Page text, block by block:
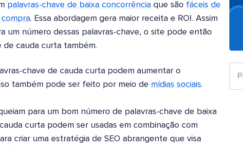
palavras-chave de baixa concorrência que são fáceis de
. Essa abordagem gera maior receita e ROI. Assim
um número dessas palavras-chave, o site pode então
de cauda curta também.
chave de cauda curta podem aumentar o
também pode ser feito por meio de mídias sociais.
para um bom número de palavras-chave de baixa
curta podem ser usadas em combinação com
criar uma estratégia de SEO abrangente que visa